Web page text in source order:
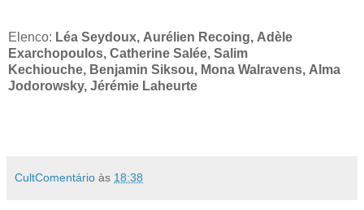
Elenco: Léa Seydoux, Aurélien Recoing, Adèle
Exarchopoulos, Catherine Salée, Salim
Kechiouche, Benjamin Siksou, Mona Walravens, Alma
Jodorowsky, Jérémie Laheurte
CultComentário às 18:38